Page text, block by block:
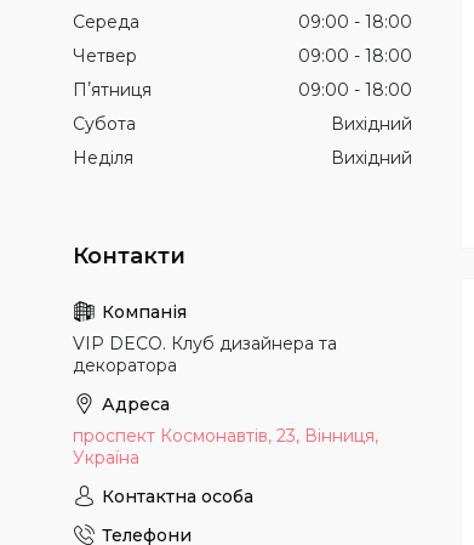
Середа
09:00
18:00
Четвер
09:00
18:00
Пʼятниця
09:00
18:00
Субота
Вихідний
Неділя
Вихідний
VIP DECO. Клуб дизайнера та
декоратора
проспект Космонавтів, 23, Вінниця,
Україна